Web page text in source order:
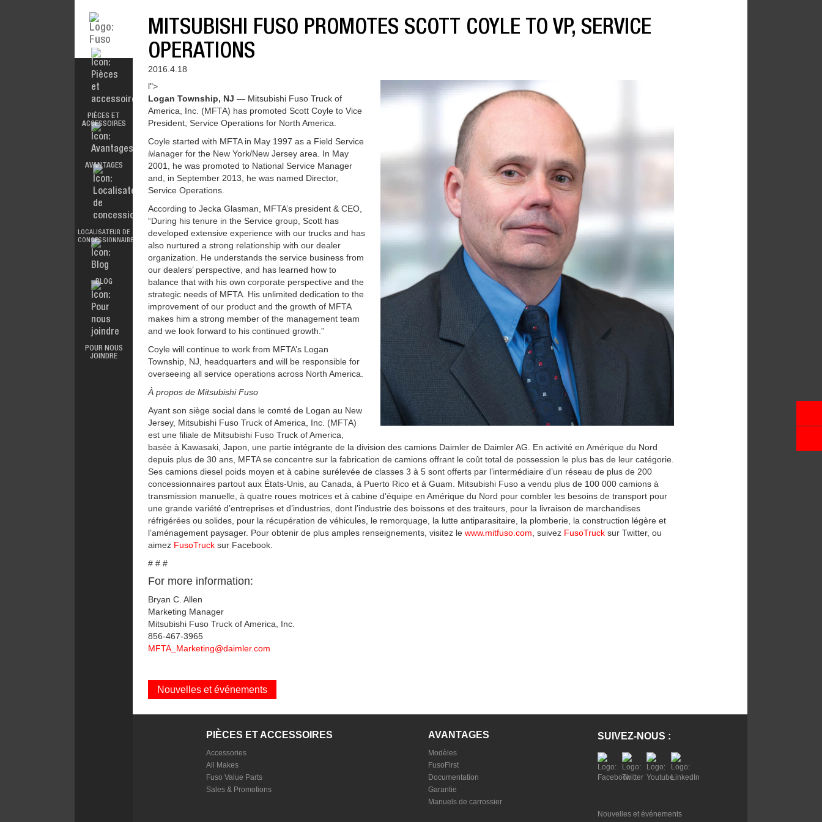
PIÈCES ET
ACCESSOIRES
ALL MAKES
FUSO VALUE
PARTS
SALES &
AVANTAGES
DOCUMENTATION
GARANTIE
LOCALISATEUR DE
CONCESSIONNAIRES
BLOG
POUR NOUS
JOINDRE
MITSUBISHI FUSO PROMOTES SCOTT COYLE TO VP, SERVICE
OPERATIONS
2016.4.18
l">
Logan Township, NJ — Mitsubishi Fuso Truck of
America, Inc. (MFTA) has promoted Scott Coyle to Vice
President, Service Operations for North America.
Coyle started with MFTA in May 1997 as a Field Service
Manager for the New York/New Jersey area. In May
2001, he was promoted to National Service Manager
and, in September 2013, he was named Director,
Service Operations.
According to Jecka Glasman, MFTA’s president & CEO,
“During his tenure in the Service group, Scott has
developed extensive experience with our trucks and has
also nurtured a strong relationship with our dealer
organization. He understands the service business from
our dealers’ perspective, and has learned how to
balance that with his own corporate perspective and the
strategic needs of MFTA. His unlimited dedication to the
improvement of our product and the growth of MFTA
makes him a strong member of the management team
and we look forward to his continued growth.”
Coyle will continue to work from MFTA’s Logan
Township, NJ, headquarters and will be responsible for
overseeing all service operations across North America.
À propos de Mitsubishi Fuso
Ayant son siège social dans le comté de Logan au New
Jersey, Mitsubishi Fuso Truck of America, Inc. (MFTA)
est une filiale de Mitsubishi Fuso Truck of America,
basée à Kawasaki, Japon, une partie intégrante de la division des camions Daimler de Daimler AG. En activité en Amérique du Nord
depuis plus de 30 ans, MFTA se concentre sur la fabrication de camions offrant le coût total de possession le plus bas de leur catégorie.
Ses camions diesel poids moyen et à cabine surélevée de classes 3 à 5 sont offerts par l’intermédiaire d’un réseau de plus de 200
concessionnaires partout aux États-Unis, au Canada, à Puerto Rico et à Guam. Mitsubishi Fuso a vendu plus de 100 000 camions à
transmission manuelle, à quatre roues motrices et à cabine d’équipe en Amérique du Nord pour combler les besoins de transport pour
une grande variété d’entreprises et d’industries, dont l’industrie des boissons et des traiteurs, pour la livraison de marchandises
réfrigérées ou solides, pour la récupération de véhicules, le remorquage, la lutte antiparasitaire, la plomberie, la construction légère et
l’aménagement paysager. Pour obtenir de plus amples renseignements, visitez le www.mitfuso.com , suivez FusoTruck sur Twitter, ou
aimez FusoTruck sur Facebook.
# # #
For more information:
Bryan C. Allen
Marketing Manager
Mitsubishi Fuso Truck of America, Inc.
856-467-3965
MFTA_Marketing@daimler.com
Nouvelles et événements
PIÈCES ET ACCESSOIRES
Accessories
All Makes
Fuso Value Parts
Sales & Promotions
AVANTAGES
Modèles
FusoFirst
Documentation
Garantie
Manuels de carrossier
SUIVEZ-NOUS :
Nouvelles et événements